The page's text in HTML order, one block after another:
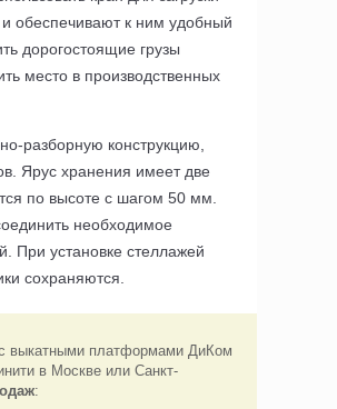
и обеспечивают к ним удобный
дорогостоящие грузы
место в производственных
разборную конструкцию,
Ярус хранения имеет две
по высоте с шагом 50 мм.
необходимое
При установке стеллажей
сохраняются.
выкатными платформами ДиКом
в Москве или Санкт-
: